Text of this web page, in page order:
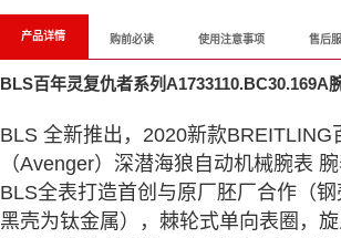
产品详情 购前必读 使用注意事项 售后
BLS百年灵复仇者系列A1733110.BC30.169A
BLS 全新推出，2020新款BREITLING
（Avenger）深潜海狼自动机械腕表 腕
BLS全表打造首创与原厂胚厂合作（钢
黑壳为钛金属），棘轮式单向表圈，旋